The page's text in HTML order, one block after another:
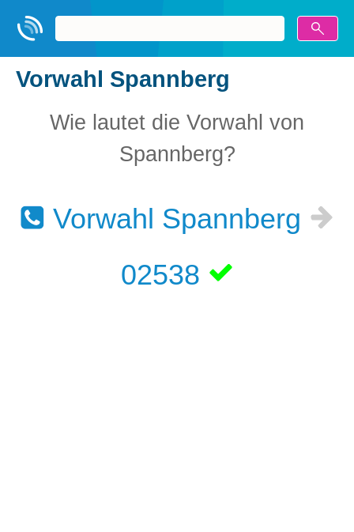
Vorwahl Spannberg
Wie lautet die Vorwahl von
Spannberg?
Vorwahl Spannberg
02538